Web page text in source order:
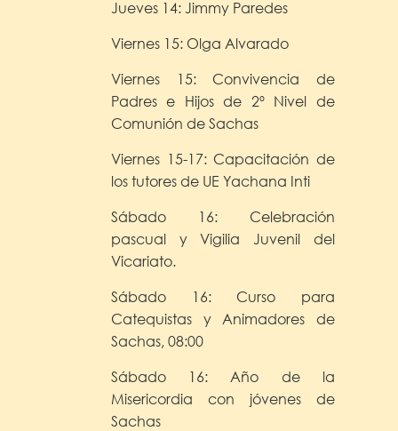
Jueves 14: Jimmy Paredes
Viernes 15: Olga Alvarado
Viernes 15: Convivencia de
Padres e Hijos de 2º Nivel de
Comunión de Sachas
Viernes 15-17: Capacitación de
los tutores de UE Yachana Inti
Sábado 16: Celebración
pascual y Vigilia Juvenil del
Vicariato.
Sábado 16: Curso para
Catequistas y Animadores de
Sachas, 08:00
Sábado 16: Año de la
Misericordia con jóvenes de
Sachas